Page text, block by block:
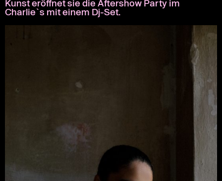
Kunst eröffnet sie die Aftershow Party im
Charlie`s mit einem Dj-Set.